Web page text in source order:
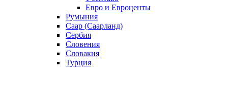
Евро и Евроценты
Румыния
Саар (Саарланд)
Сербия
Словения
Словакия
Турция